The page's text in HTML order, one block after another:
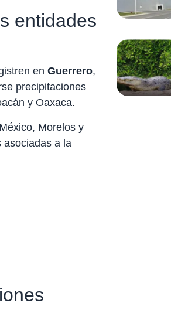
entidades
en Guerrero,
precipitaciones
y Oaxaca.
Morelos y
asociadas a la